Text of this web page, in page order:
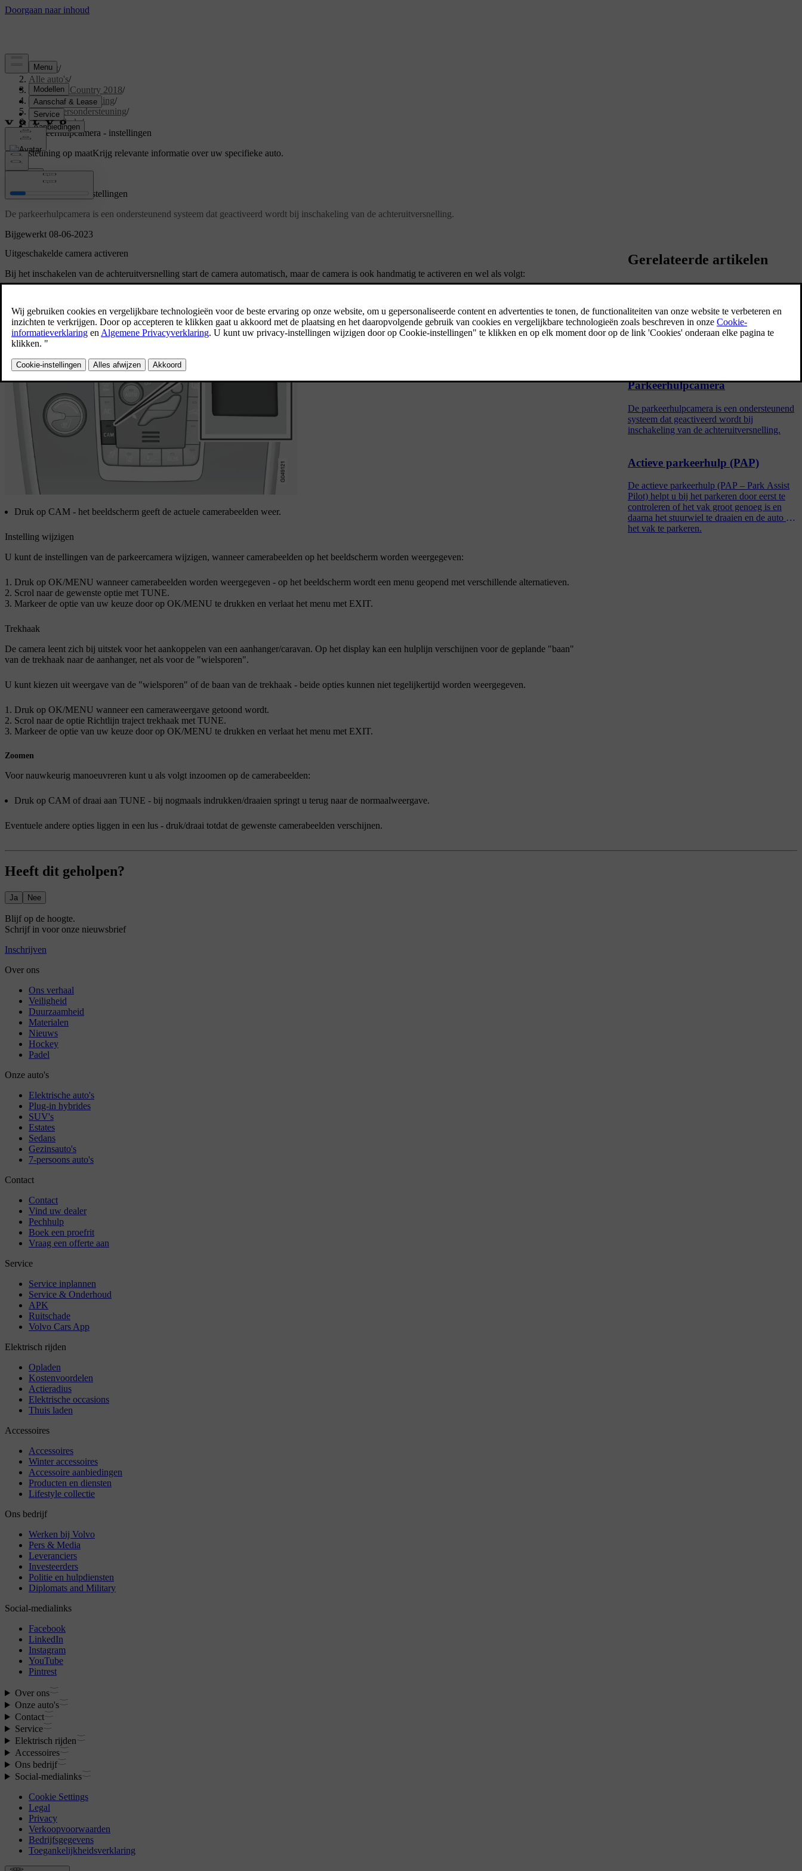
Support/
Alle auto's/
S60 Cross Country 2018/
Gebruikershandleiding/
Bestuurdersondersteuning/
Parkeerhulp/
Parkeerhulpcamera - instellingen
Ondersteuning op maatKrijg relevante informatie over uw specifieke auto.
Bijgewerkt 08-06-2023
Parkeerhulpcamera - instellingen
De parkeerhulpcamera is een ondersteunend systeem dat geactiveerd wordt bij inschakeling van de achteruitversnelling.
Uitgeschakelde camera activeren
Bij het inschakelen van de achteruitversnelling start de camera automatisch, maar de camera is ook handmatig te activeren en wel als volgt:
Druk op CAM - het beeldscherm geeft de actuele camerabeelden weer.
Instelling wijzigen
U kunt de instellingen van de parkeercamera wijzigen, wanneer camerabeelden op het beeldscherm worden weergegeven:
Druk op OK/MENU wanneer camerabeelden worden weergegeven - op het beeldscherm wordt een menu geopend met verschillende alternatieven.
Scrol naar de gewenste optie met TUNE.
Markeer de optie van uw keuze door op OK/MENU te drukken en verlaat het menu met EXIT.
Trekhaak
De camera leent zich bij uitstek voor het aankoppelen van een aanhanger/caravan. Op het display kan een hulplijn verschijnen voor de geplande "baan"
van de trekhaak naar de aanhanger, net als voor de "wielsporen".
U kunt kiezen uit weergave van de "wielsporen" of de baan van de trekhaak - beide opties kunnen niet tegelijkertijd worden weergegeven.
Druk op OK/MENU wanneer een cameraweergave getoond wordt.
Scrol naar de optie Richtlijn traject trekhaak met TUNE.
Markeer de optie van uw keuze door op OK/MENU te drukken en verlaat het menu met EXIT.
Zoomen
Voor nauwkeurig manoeuvreren kunt u als volgt inzoomen op de camerabeelden:
Druk op CAM of draai aan TUNE - bij nogmaals indrukken/draaien springt u terug naar de normaalweergave.
Eventuele andere opties liggen in een lus - druk/draai totdat de gewenste camerabeelden verschijnen.
Gerelateerde artikelen
Parkeerhulp is bedoeld als hulpmiddel
tijdens het parkeren. Geluidssignalen en
Parkeerhulpcamera
De parkeerhulpcamera is een ondersteunend
systeem dat geactiveerd wordt bij
inschakeling van de achteruitversnelling.
Actieve parkeerhulp (PAP)
De actieve parkeerhulp (PAP – Park Assist
Pilot) helpt u bij het parkeren door eerst te
controleren of het vak groot genoeg is en
daarna het stuurwiel te draaien en de auto in
het vak te parkeren.
Heeft dit geholpen?
Ja Nee